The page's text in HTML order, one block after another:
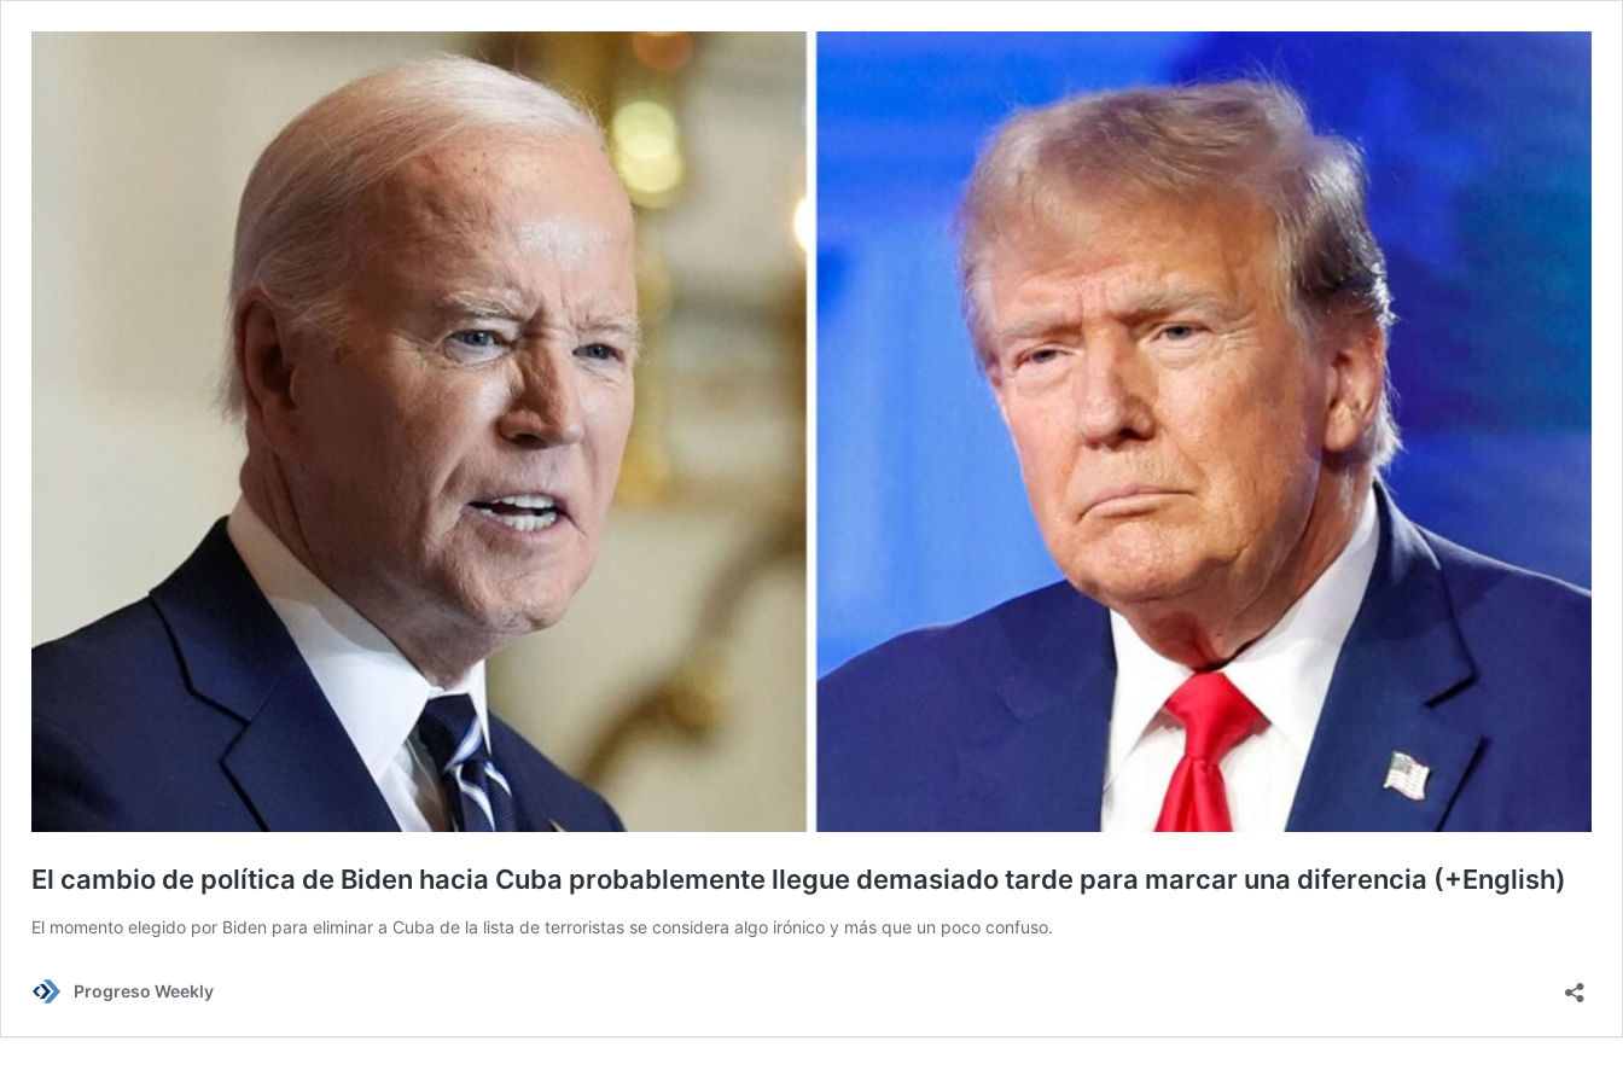
El cambio de política de Biden hacia Cuba probablemente llegue demasiado tarde para marcar una diferencia (+English)
El momento elegido por Biden para eliminar a Cuba de la lista de terroristas se considera algo irónico y más que un poco confuso.
Progreso Weekly